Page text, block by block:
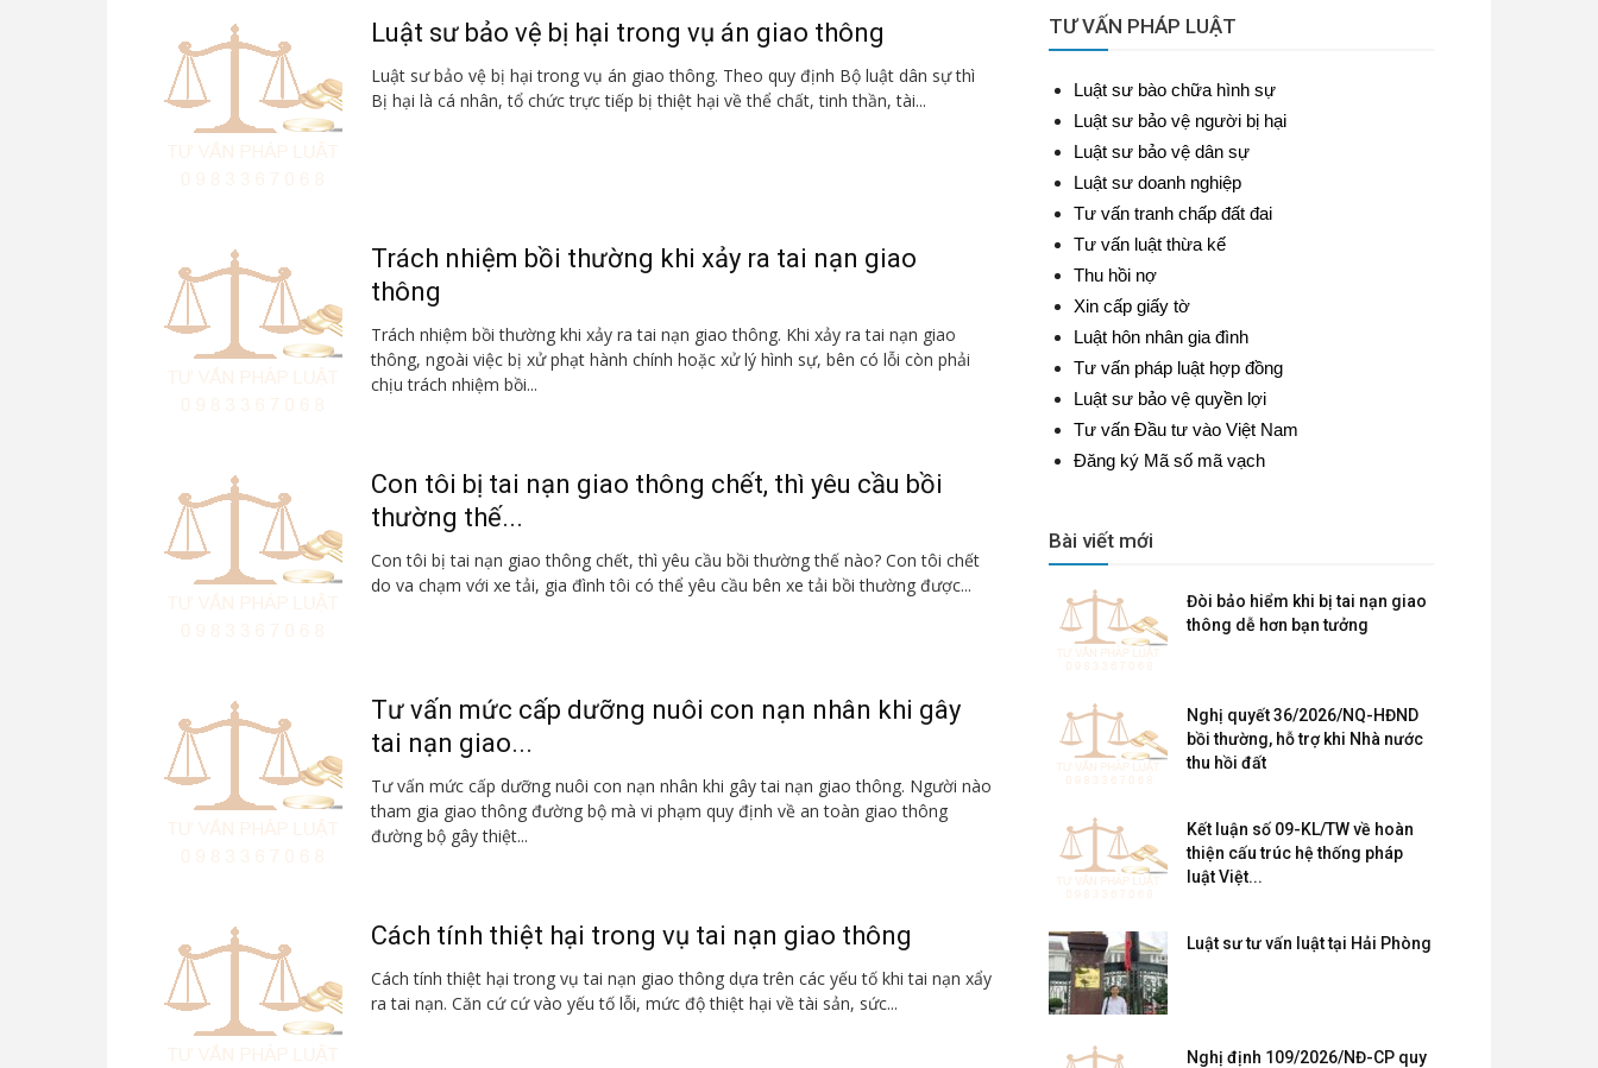
Luật sư bảo vệ bị hại trong vụ án giao thông
Luật sư bảo vệ bị hại trong vụ án giao thông. Theo quy định Bộ luật dân sự thì
Bị hại là cá nhân, tổ chức trực tiếp bị thiệt hại về thể chất, tinh thần, tài...
Trách nhiệm bồi thường khi xảy ra tai nạn giao
thông
Trách nhiệm bồi thường khi xảy ra tai nạn giao thông. Khi xảy ra tai nạn giao
thông, ngoài việc bị xử phạt hành chính hoặc xử lý hình sự, bên có lỗi còn phải
chịu trách nhiệm bồi...
Con tôi bị tai nạn giao thông chết, thì yêu cầu bồi
thường thế...
Con tôi bị tai nạn giao thông chết, thì yêu cầu bồi thường thế nào? Con tôi chết
do va chạm với xe tải, gia đình tôi có thể yêu cầu bên xe tải bồi thường được...
Tư vấn mức cấp dưỡng nuôi con nạn nhân khi gây
tai nạn giao...
Tư vấn mức cấp dưỡng nuôi con nạn nhân khi gây tai nạn giao thông. Người nào
tham gia giao thông đường bộ mà vi phạm quy định về an toàn giao thông
đường bộ gây thiệt...
Cách tính thiệt hại trong vụ tai nạn giao thông
Cách tính thiệt hại trong vụ tai nạn giao thông dựa trên các yếu tố khi tai nạn xẩy
ra tai nạn. Căn cứ cứ vào yếu tố lỗi, mức độ thiệt hại về tài sản, sức...
TƯ VẤN PHÁP LUẬT
Luật sư bào chữa hình sự
Luật sư bảo vệ người bị hại
Luật sư bảo vệ dân sự
Luật sư doanh nghiệp
Tư vấn tranh chấp đất đai
Tư vấn luật thừa kế
Thu hồi nợ
Xin cấp giấy tờ
Luật hôn nhân gia đình
Tư vấn pháp luật hợp đồng
Luật sư bảo vệ quyền lợi
Tư vấn Đầu tư vào Việt Nam
Đăng ký Mã số mã vạch
Bài viết mới
Đòi bảo hiểm khi bị tai nạn giao
thông dễ hơn bạn tưởng
Nghị quyết 36/2026/NQ-HĐND
bồi thường, hỗ trợ khi Nhà nước
thu hồi đất
Kết luận số 09-KL/TW về hoàn
thiện cấu trúc hệ thống pháp
luật Việt...
Luật sư tư vấn luật tại Hải Phòng
Nghị định 109/2026/NĐ-CP quy